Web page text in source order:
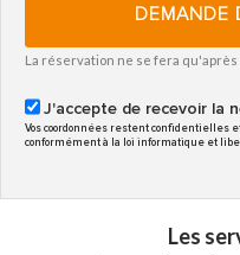
DEMANDE
La réservation ne se fera
J'accepte de recevoir la
Vos coordonnées restent confidentielles
conformément à la loi informatique et
Les